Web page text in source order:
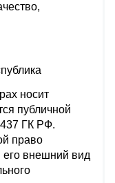
носит
публичной
437 ГК РФ.
право
его внешний вид